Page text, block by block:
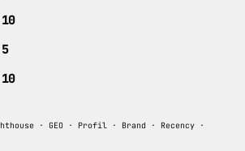
· GEO · Profil · Brand · Recency ·